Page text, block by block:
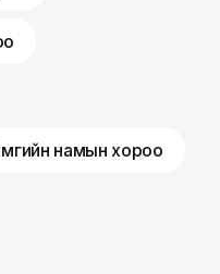
намын хороо